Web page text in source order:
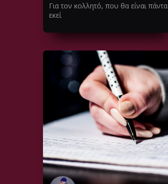
Για τον κολλητό, που θα είναι πάντα
εκεί